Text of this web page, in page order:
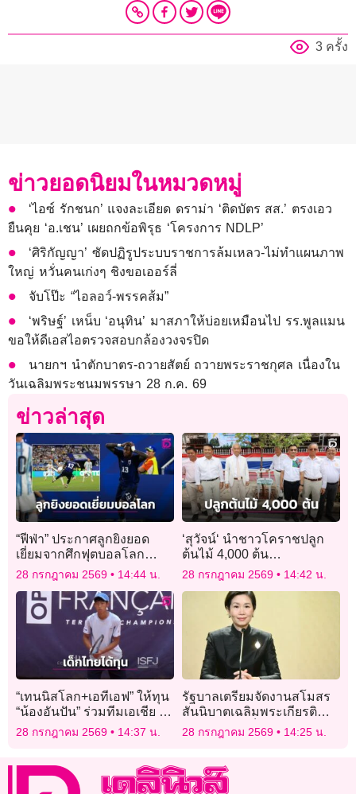
3 ครั้ง
ข่าวยอดนิยมในหมวดหมู่
‘ไอซ์ รักชนก’ แจงละเอียด ดราม่า ‘ติดบัตร สส.’ ตรงเอว
ยืนคุย ‘อ.เชน’ เผยถกข้อพิรุธ ‘โครงการ NDLP’
‘ศิริกัญญา’ ซัดปฏิรูประบบราชการล้มเหลว-ไม่ทำแผนภาพ
ใหญ่ หวั่นคนเก่งๆ ชิงขอเออร์ลี่
จับโป๊ะ “ไอลอว์-พรรคส้ม”
‘พริษฐ์’ เหน็บ ‘อนุทิน’ มาสภาให้บ่อยเหมือนไป รร.พูลแมน
ขอให้ดีเอสไอตรวจสอบกล้องวงจรปิด
นายกฯ นำตักบาตร-ถวายสัตย์ ถวายพระราชกุศล เนื่องใน
วันเฉลิมพระชนมพรรษา 28 ก.ค. 69
ข่าวล่าสุด
“ฟีฟ่า” ประกาศลูกยิงยอด
เยี่ยมจากศึกฟุตบอลโลก
2026 มาจากแนวรับของ
“เคปเวิร์ด” ที่ตะบันใส่ “ฟ้า
ขาว”
28 กรกฎาคม 2569 14:44 น.
‘สุวัจน์‘ นำชาวโคราชปลูก
ต้นไม้ 4,000 ต้น
เฉลิมพระเกียรติ 28
กรกฎาคม 69
28 กรกฎาคม 2569 14:42 น.
“เทนนิสโลก+เอทีเอฟ” ให้ทุน
“น้องอันปัน” ร่วมทีมเอเชีย ลุย
หวดคอร์ตดินออนทัวร์ยุโรป
28 กรกฎาคม 2569 14:37 น.
รัฐบาลเตรียมจัดงานสโมสร
สันนิบาตเฉลิมพระเกียรติ
พระบาทสมเด็จพระเจ้าอยู่หัว
28 กรกฎาคม 2569 14:25 น.